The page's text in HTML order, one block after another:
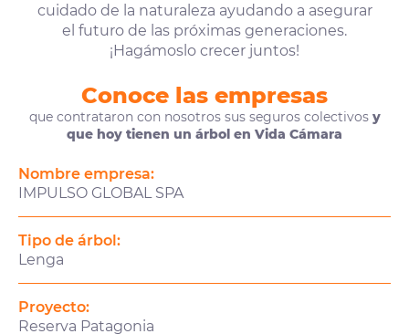
cuidado de la naturaleza ayudando a asegurar
el futuro de las próximas generaciones.
¡Hagámoslo crecer juntos!
Conoce las empresas
que contrataron con nosotros sus seguros colectivos y
que hoy tienen un árbol en Vida Cámara
Nombre empresa:
IMPULSO GLOBAL SPA
Tipo de árbol:
Lenga
Proyecto:
Reserva Patagonia